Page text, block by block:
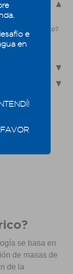
un Balance Hídrico?
BH
se basa en
de masas de
de la
e
en